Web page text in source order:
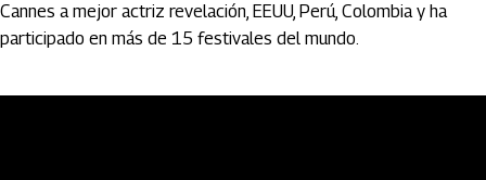
Cannes a mejor actriz revelación, EEUU, Perú, Colombia y ha
participado en más de 15 festivales del mundo.